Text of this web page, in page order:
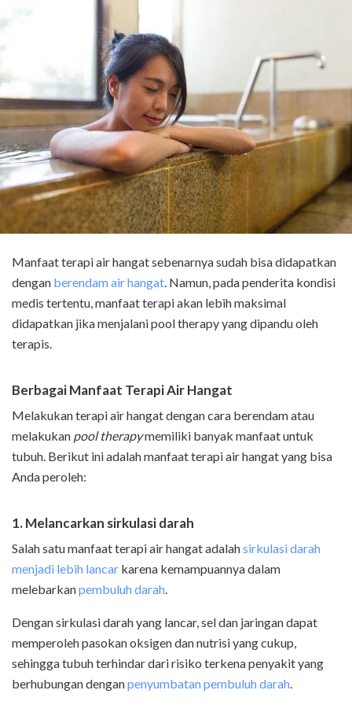
Manfaat terapi air hangat sebenarnya sudah bisa didapatkan
dengan berendam air hangat. Namun, pada penderita kondisi
medis tertentu, manfaat terapi akan lebih maksimal
didapatkan jika menjalanipool therapyyang dipandu oleh
terapis.
Berbagai Manfaat Terapi Air Hangat
Melakukan terapi air hangat dengan cara berendam atau
melakukan pool therapymemiliki banyak manfaat untuk
tubuh. Berikut ini adalah manfaat terapi air hangat yang bisa
Anda peroleh:
1. Melancarkan sirkulasi darah
Salah satu manfaat terapi air hangat adalahsirkulasi darah
menjadi lebih lancar karena kemampuannya dalam
melebarkanpembuluh darah.
Dengan sirkulasi darah yang lancar, sel dan jaringan dapat
memperoleh pasokan oksigen dan nutrisi yang cukup,
sehingga tubuh terhindar dari risiko terkena penyakit yang
berhubungan denganpenyumbatan pembuluh darah.